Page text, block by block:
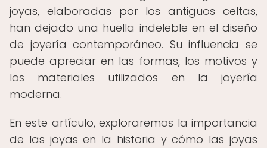
joyas, elaboradas por los antiguos celtas,
han dejado una huella indeleble en el diseño
de joyería contemporáneo. Su influencia se
puede apreciar en las formas, los motivos y
los materiales utilizados en la joyería
moderna.
En este artículo, exploraremos la importancia
de las joyas en la historia y cómo las joyas